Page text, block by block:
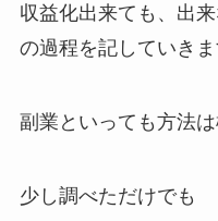
収益化出来ても、出
の過程を記していきま
副業といっても方法は
少し調べただけでも